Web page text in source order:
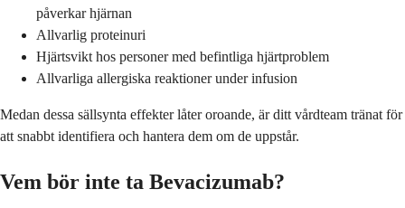
påverkar hjärnan
Allvarlig proteinuri
Hjärtsvikt hos personer med befintliga hjärtproblem
Allvarliga allergiska reaktioner under infusion
Medan dessa sällsynta effekter låter oroande, är ditt vårdteam tränat för
att snabbt identifiera och hantera dem om de uppstår.
Vem bör inte ta Bevacizumab?